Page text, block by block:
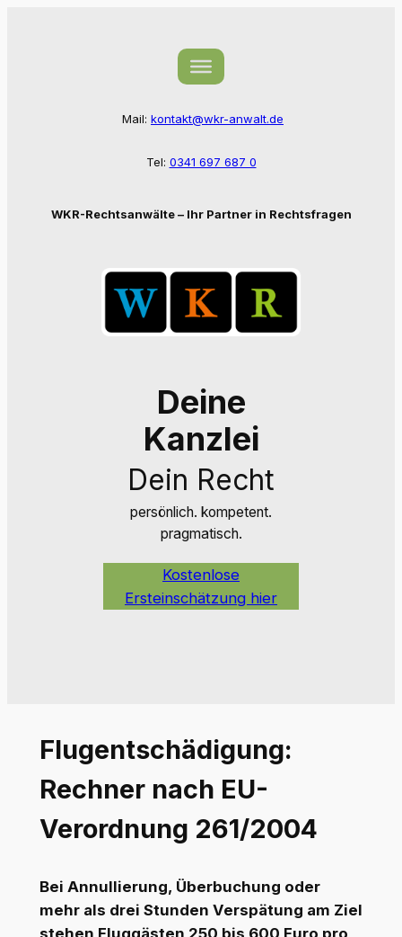
Mail: kontakt@wkr-anwalt.de
Tel: 0341 697 687 0
WKR-Rechtsanwälte – Ihr Partner in Rechtsfragen
Deine
Kanzlei
Dein Recht
persönlich. kompetent.
pragmatisch.
Kostenlose
Ersteinschätzung hier
Flugentschädigung:
Rechner nach EU-
Verordnung 261/2004
Bei Annullierung, Überbuchung oder
mehr als drei Stunden Verspätung am Ziel
stehen Fluggästen 250 bis 600 Euro pro